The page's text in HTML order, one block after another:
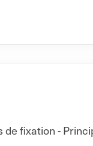
fixation -